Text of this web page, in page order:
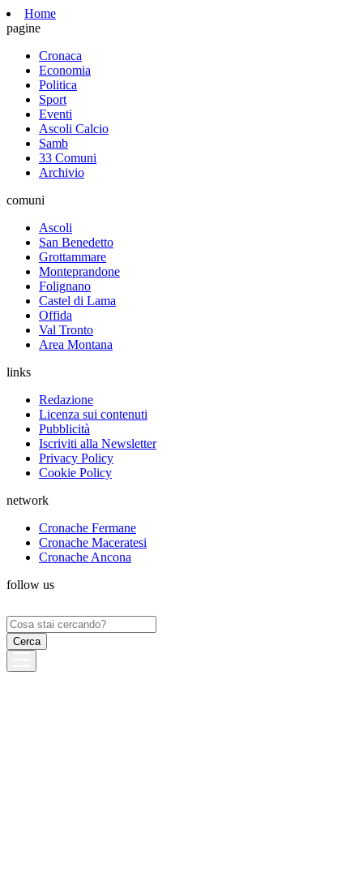
Home
pagine
Cronaca
Economia
Politica
Sport
Eventi
Ascoli Calcio
Samb
33 Comuni
Archivio
comuni
Ascoli
San Benedetto
Grottammare
Monteprandone
Folignano
Castel di Lama
Offida
Val Tronto
Area Montana
links
Redazione
Licenza sui contenuti
Pubblicità
Iscriviti alla Newsletter
Privacy Policy
Cookie Policy
network
Cronache Fermane
Cronache Maceratesi
Cronache Ancona
follow us
Ricerca
per: